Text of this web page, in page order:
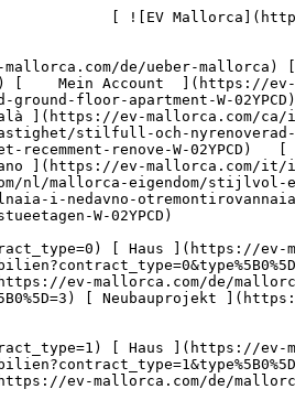
de-begane-grond-W-02YPCD)   [ Русский ](https://ev-mallorca.com/ru/nedvizhimost-mayorka/stilnaia-i-nedavno-otremontirovannaia-kvartira-na-pervom-etaze-W-02YPCD)   [ Dansk ](https://ev-mallorca.com/da/mallorca-ejendom/stilfuld-og-nyrenoveret-lejlighed-i-stueetagen-W-02YPCD)   

 [ ![EV Mallorca](https://cdn.ev-mallorca.com/images/web/EV_Logo_RGB.svg) ](https://ev-mallorca.com/de)  Open main menu    

   Kaufen     [ Alle Immobilien ](https://ev-mallorca.com/de/mallorca-immobilien?contract_type=0) [ Haus ](https://ev-mallorca.com/de/mallorca-immobilien?contract_type=0&type%5B0%5D=0) [ Finca ](https://ev-mallorca.com/de/mallorca-immobilien?contract_type=0&type%5B0%5D=1) [ Apartment ](https://ev-mallorca.com/de/mallorca-immobilien?contract_type=0&type%5B0%5D=2) [ Penthouse ](https://ev-mallorca.com/de/mallorca-immobilien?contract_type=0&type%5B0%5D=5) [ Grundstück ](https://ev-mallorca.com/de/mallorca-immobilien?contract_type=0&type%5B0%5D=3) [ Neubauprojekt ](https://ev-mallorca.com/de/mallorca-immobilien?contract_type=0&type%5B0%5D=development) 

   Mieten     [ Alle Immobilien ](https://ev-mallorca.com/de/mallorca-immobilien?contract_type=1) [ Haus ](https://ev-mallorca.com/de/mallorca-immobilien?contract_type=1&type%5B0%5D=0) [ Finca ](https://ev-mallorca.com/de/mallorca-immobilien?contract_type=1&type%5B0%5D=1) [ Apartment ](https://ev-mallorca.com/de/mallorca-immobilien?contract_type=1&type%5B0%5D=2) [ Penthouse ](https://ev-mallorca.com/de/mallorca-immobilien?contract_type=1&type%5B0%5D=5) 

   Ferienvermietung     [ Alle Immobilien ](https://ev-mallorca.com/de/holiday-rentals) [ Haus ](https://ev-mallorca.com/de/holiday-rentals?type%5B0%5D=0) [ Finca ](https://ev-mallorca.com/de/holiday-rentals?type%5B0%5D=1) [ Apartment ](https://ev-mallorca.com/de/